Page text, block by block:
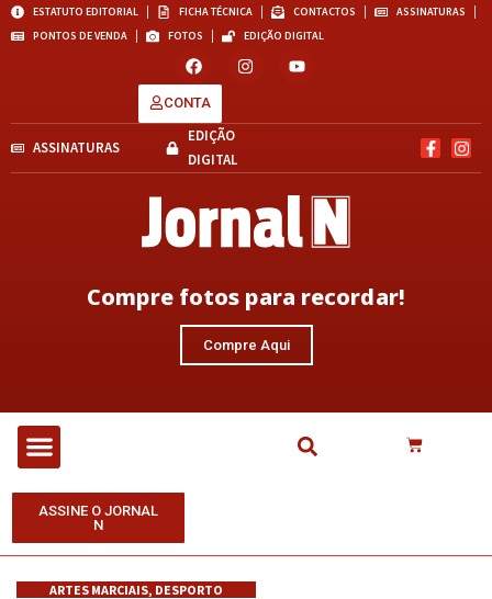
ESTATUTO EDITORIAL FICHA TÉCNICA CONTACTOS
ASSINATURAS
PONTOS DE VENDA
FOTOS EDIÇÃO DIGITAL
CONTA
ASSINATURAS
EDIÇÃO
DIGITAL
Compre fotos para recordar!
Compre Aqui
ASSINE O JORNAL
N
ARTES MARCIAIS, DESPORTO